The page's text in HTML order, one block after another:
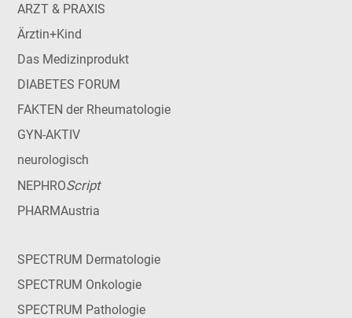
ARZT & PRAXIS
Ärztin+Kind
Das Medizinprodukt
DIABETES FORUM
FAKTEN der Rheumatologie
GYN-AKTIV
neurologisch
NEPHROScript
PHARMAustria
SPECTRUM Dermatologie
SPECTRUM Onkologie
SPECTRUM Pathologie